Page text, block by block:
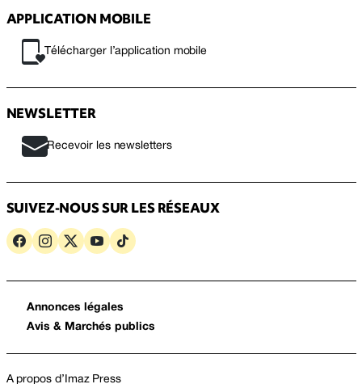
APPLICATION MOBILE
Télécharger l’application mobile
NEWSLETTER
Recevoir les newsletters
SUIVEZ-NOUS SUR LES RÉSEAUX
Annonces légales
Avis & Marchés publics
A propos d’Imaz Press